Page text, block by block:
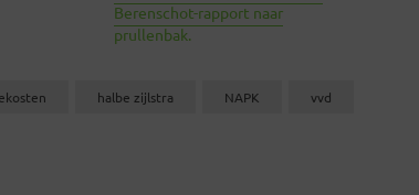
Berenschot-rapport naar
prullenbak.
halbe zijlstra NAPK vvd